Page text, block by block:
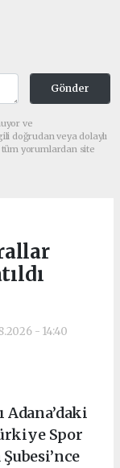
Gönder
ve
doğrudan veya dolaylı
tüm yorumlardan site
- 14:40
Spor